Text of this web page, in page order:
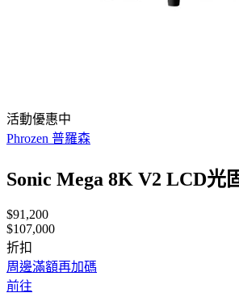
活動優惠中
Phrozen 普羅森
Sonic Mega 8K V2 LCD光
$91,200
$107,000
折扣
周邊滿額再加碼
前往